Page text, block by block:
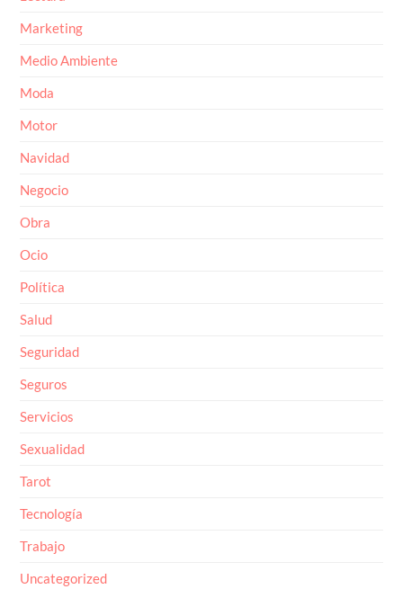
Marketing
Medio Ambiente
Moda
Motor
Navidad
Negocio
Obra
Ocio
Política
Salud
Seguridad
Seguros
Servicios
Sexualidad
Tarot
Tecnología
Trabajo
Uncategorized